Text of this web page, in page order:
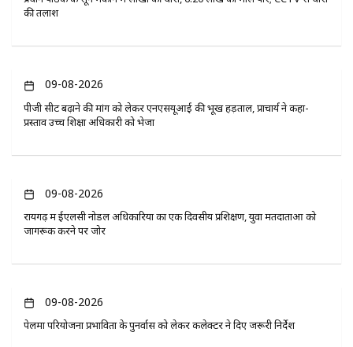
की तलाश
09-08-2026
पीजी सीट बढ़ाने की मांग को लेकर एनएसयूआई की भूख हड़ताल, प्राचार्य ने कहा-
प्रस्ताव उच्च शिक्षा अधिकारी को भेजा
09-08-2026
रायगढ़ में ईएलसी नोडल अधिकारियों का एक दिवसीय प्रशिक्षण, युवा मतदाताओं को
जागरूक करने पर जोर
09-08-2026
पेलमा परियोजना प्रभावितों के पुनर्वास को लेकर कलेक्टर ने दिए जरूरी निर्देश